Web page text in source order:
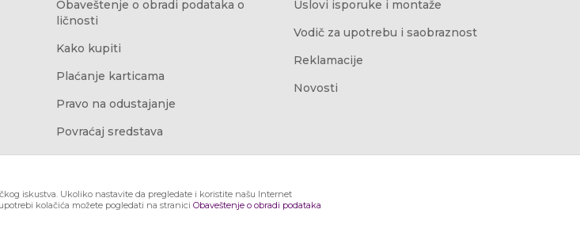
Obaveštenje o obradi podataka o
ličnosti
Kako kupiti
Plaćanje karticama
Pravo na odustajanje
Povraćaj sredstava
Najčešća pitanja
Uslovi isporuke i montaže
Vodič za upotrebu i saobraznost
Reklamacije
Novosti
iskustva. Ukoliko nastavite da pregledate i koristite našu Internet
kolačića možete pogledati na stranici Obaveštenje o obradi podataka